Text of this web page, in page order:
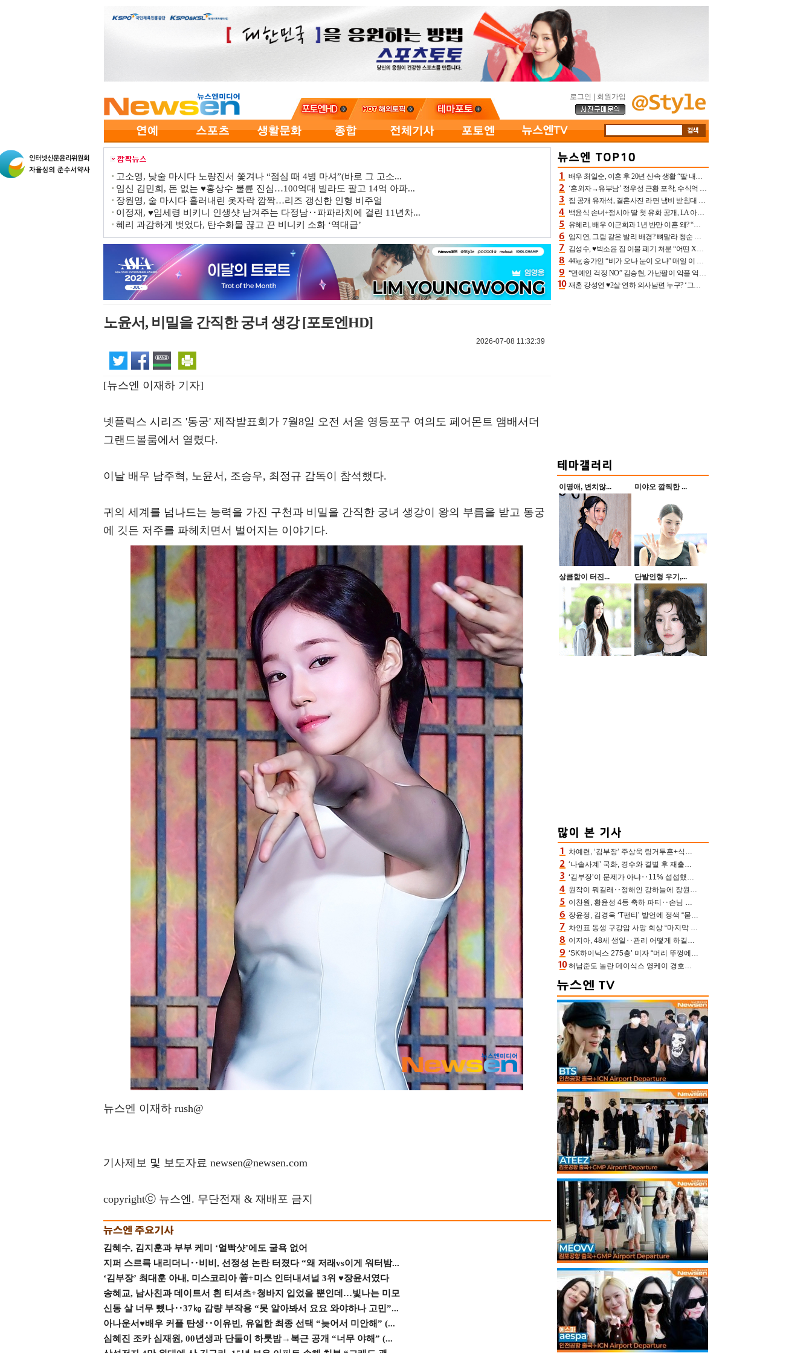
로그인 회원가입
고소영, 낮술 마시다 노량진서 쫓겨나 “점심 때 4병 마셔”(바로 그 고소...
임신 김민희, 돈 없는 ♥홍상수 불륜 진심…100억대 빌라도 팔고 14억 아파...
장원영, 술 마시다 흘러내린 옷자락 깜짝…리즈 갱신한 인형 비주얼
이정재, ♥임세령 비키니 인생샷 남겨주는 다정남‥파파라치에 걸린 11년차...
혜리 과감하게 벗었다, 탄수화물 끊고 끈 비니키 소화 ‘역대급’
노윤서, 비밀을 간직한 궁녀 생강 [포토엔HD]
2026-07-08 11:32:39
[뉴스엔 이재하 기자]
넷플릭스 시리즈 '동궁' 제작발표회가 7월8일 오전 서울 영등포구 여의도 페어몬트 앰배서더
그랜드볼룸에서 열렸다.
이날 배우 남주혁, 노윤서, 조승우, 최정규 감독이 참석했다.
귀의 세계를 넘나드는 능력을 가진 구천과 비밀을 간직한 궁녀 생강이 왕의 부름을 받고 동궁
에 깃든 저주를 파헤치면서 벌어지는 이야기다.
뉴스엔 이재하 rush@
기사제보 및 보도자료 newsen@newsen.com
copyrightⓒ 뉴스엔. 무단전재 & 재배포 금지
김혜수, 김지훈과 부부 케미 ‘얼빡샷’에도 굴욕 없어
지퍼 스르륵 내리더니‥비비, 선정성 논란 터졌다 “왜 저래vs이게 워터밤...
‘김부장’ 최대훈 아내, 미스코리아 善+미스 인터내셔널 3위 ♥장윤서였다
송혜교, 남사친과 데이트서 흰 티셔츠+청바지 입었을 뿐인데…빛나는 미모
신동 살 너무 뺐나‥37㎏ 감량 부작용 “못 알아봐서 요요 와야하나 고민”...
아나운서♥배우 커플 탄생‥이유빈, 유일한 최종 선택 “늦어서 미안해” (...
심혜진 조카 심재원, 00년생과 단둘이 하룻밤→복근 공개 “너무 야해” (...
배우 최일순, 이혼 후 20년 산속 생활 “딸 내가 버렸다고 원망‥맘 아파”(특종)[어제TV]
‘혼외자→유부남’ 정우성 근황 포착, 수식억 해킹 피해 후배 만났다 “존경하는”
집 공개 유재석, 결혼사진 라면 냄비 받침대 되고 분노‥가족사진도 피해(놀뭐)[어제TV]
백윤식 손녀+정시아 딸 첫 유화 공개, LA 아트쇼→서울국제조각페스타 작가다운 수준급 실력
유혜리, 배우 이근희과 1년 반만 이혼 왜? “식칼 꽂고 의자 던져” 충격 폭로(특종)[어제TV]
임지연, 그림 같은 발리 배경? 뼈말라 청순 비키니 핏에 상대 안 되네
김성수, ♥박소윤 집 이불 폐기 처분 “어떤 X이랑 썼을지 몰라” 질투(신랑수업2)[어제TV]
44kg 송가인 “비가 오나 눈이 오나” 매일 이 운동, 허벅지 근육량 상승+체지방 감소
“연예인 걱정 NO” 김승현, 가난팔이 악플 억울할만‥아내+딸과 日 여행
재혼 강성연 ♥2살 연하 의사남편 누구? ‘그알’ 자문의에 훈남 비주얼 초엘리트 스펙 [종합]
이영애, 변치않... 미야오 깜찍한 ...
상큼함이 터진... 단발인형 우기,...
차예련, ‘김부장’ 주상욱 링거투혼+식스팩 비화 “옷 벗는데 아저씨는 안 된다고”(차장금)
‘나솔사계’ 국화, 경수와 결별 후 재출연…첫인상 3표 몰표
‘김부장’이 문제가 아냐‥11% 섭섭했던 ‘재벌X형사2’ 돈·빽 총동원해 컴백 [TV보고서]
원작이 뭐길래‥정해인 강하늘에 장원영까지 참여한 이 영화
이찬원, 황윤성 4등 축하 파티‥손님 모으려 블랙핑크 지수와 친한 척(편스토랑)[어제TV]
장윤정, 김경욱 ‘T팬티’ 발언에 정색 “묻지 않았는데, 그것도 성희롱”(장공장)
차인표 동생 구강암 사망 회상 “마지막 순간 동생 손 잡아준 신애라, 두고두고 고마워” (신애라이프)
이지아, 48세 생일‥관리 어떻게 하길래 놀라운 동안 미모
‘SK하이닉스 275층’ 미자 “머리 뚜껑에서 사, 주식만 안 해도 돈 버는 것”
허남준도 놀란 데이식스 영케이 경호원병 과거 “그냥 돌았던 놈”